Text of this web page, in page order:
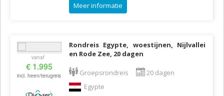
Meer informatie
vanaf
€ 1.995
incl. heen/terugreis
Rondreis Egypte, woestijnen, Nijlvallei
en Rode Zee, 20 dagen
Groepsrondreis
20 dagen
Egypte